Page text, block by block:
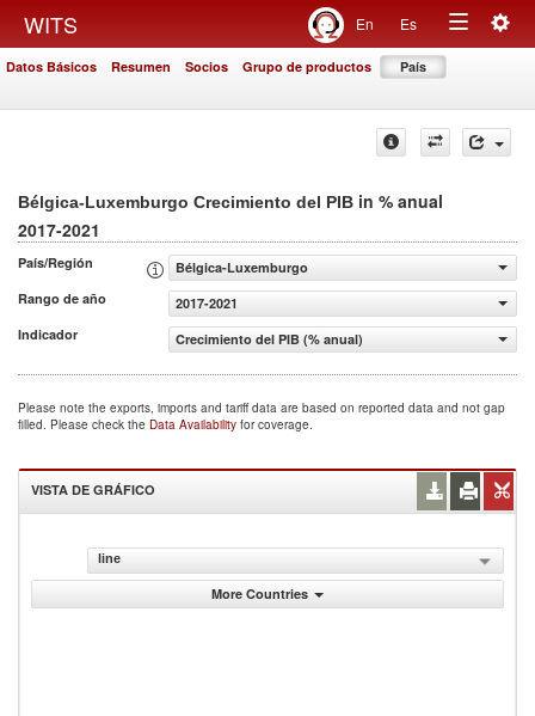
WITS En Es
Toggle
Datos Básicos Resumen Socios Grupo de productos País
Bélgica-Luxemburgo Crecimiento del PIB in % anual
2017-2021
País/Región
Bélgica-Luxemburgo
Rango de año
2017-2021
Indicador
Crecimiento del PIB (% anual)
Please note the exports, imports and tariff data are based on reported data and not gap
filled. Please check the Data Availability for coverage.
VISTA DE GRÁFICO
line
More Countries